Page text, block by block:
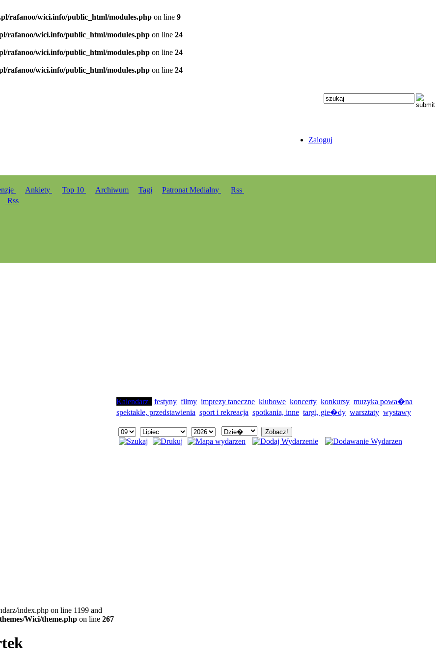
rafanoo/wici.info/public_html/modules.php on line 9
rafanoo/wici.info/public_html/modules.php on line 24
rafanoo/wici.info/public_html/modules.php on line 24
rafanoo/wici.info/public_html/modules.php on line 24
Zaloguj
Ankiety Top 10 Archiwum Tagi Patronat Medialny
Rss
Rss
index.php on line 1199 and
Wici/theme.php on line 267
Kalendarz festyny filmy imprezy taneczne klubowe koncerty konkursy muzyka powa�na
spektakle, przedstawienia sport i rekreacja spotkania, inne targi, gie�dy warsztaty wystawy